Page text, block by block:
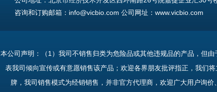
咨询和订购邮箱：info@vicbio.com 公司网址：www.vicbio.com
Tel: +86-13691409741
Address: Room 603, Floor 6, Building 30A, No.26, Xihuannan
本公司声明：（1）我司不销售归类为危险品或其他违规品的产品，但
表我司倾向宣传或有意愿销售该产品；欢迎各界朋友批评指正，我们
牌，我司销售模式为经销销售，并非官方代理商，欢迎广大用户询